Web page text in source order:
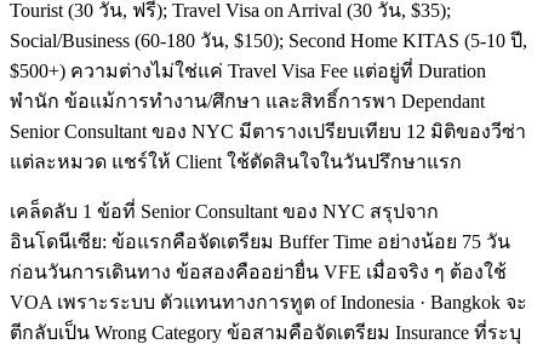
Tourist (30 วัน, ฟรี); Travel Visa on Arrival (30 วัน, $35);
Social/Business (60-180 วัน, $150); Second Home KITAS (5-10 ปี,
$500+) ความต่างไม่ใช่แค่ Travel Visa Fee แต่อยู่ที่ Duration
พำนัก ข้อแม้การทำงาน/ศึกษา และสิทธิ์การพา Dependant
Senior Consultant ของ NYC มีตารางเปรียบเทียบ 12 มิติของวีซ่า
แต่ละหมวด แชร์ให้ Client ใช้ตัดสินใจในวันปรึกษาแรก
เคล็ดลับ 1 ข้อที่ Senior Consultant ของ NYC สรุปจาก
อินโดนีเซีย: ข้อแรกคือจัดเตรียม Buffer Time อย่างน้อย 75 วัน
ก่อนวันการเดินทาง ข้อสองคืออย่ายื่น VFE เมื่อจริง ๆ ต้องใช้
VOA เพราะระบบ ตัวแทนทางการทูต of Indonesia · Bangkok จะ
ตีกลับเป็น Wrong Category ข้อสามคือจัดเตรียม Insurance ที่ระบุ